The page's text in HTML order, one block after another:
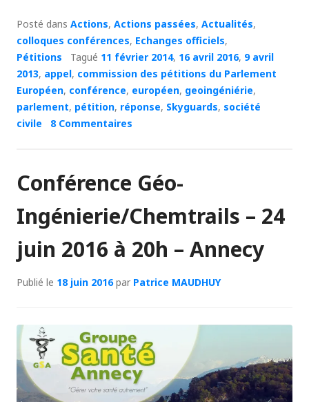
Posté dans Actions, Actions passées, Actualités,
colloques conférences, Echanges officiels,
Pétitions
Tagué 11 février 2014, 16 avril 2016, 9 avril
2013, appel, commission des pétitions du Parlement
Européen, conférence, européen, geoingéniérie,
parlement, pétition, réponse, Skyguards, société
civile
8 Commentaires
Conférence Géo-
Ingénierie/Chemtrails – 24
juin 2016 à 20h – Annecy
Publié le 18 juin 2016par Patrice MAUDHUY